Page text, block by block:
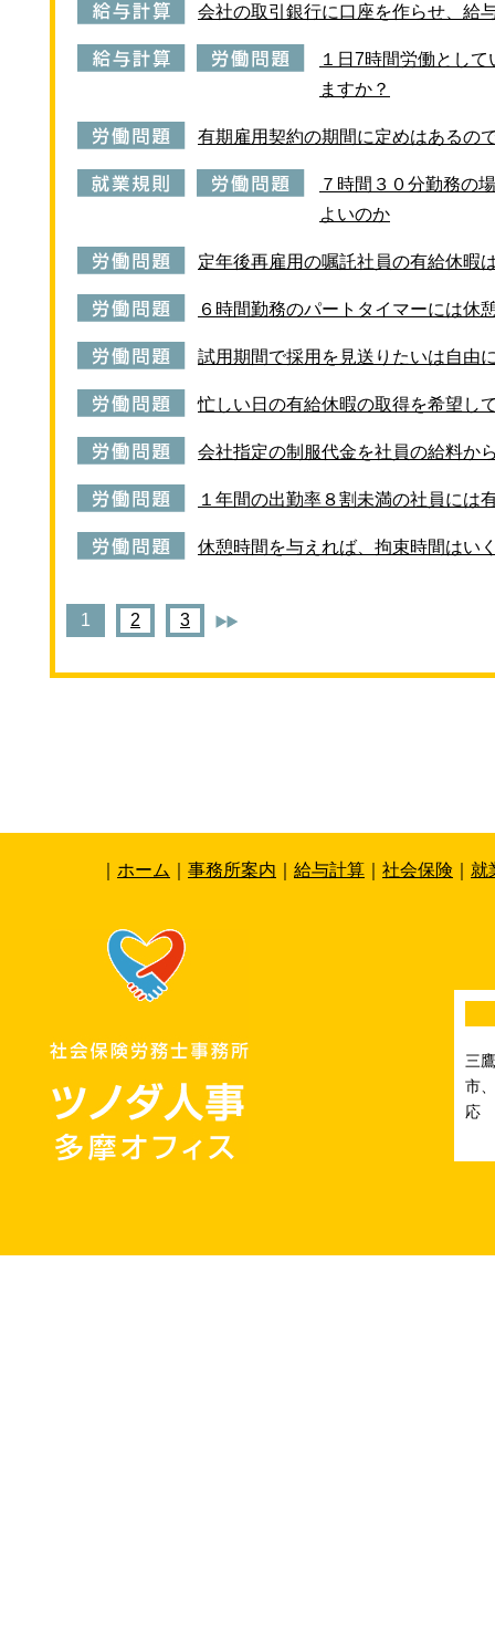
会社の取引銀行に口座を作らせ、給
１日7時間労働とし
ますか？
有期雇用契約の期間に定めはあるの
７時間３０分勤務の
よいのか
定年後再雇用の嘱託社員の有給休暇
６時間勤務のパートタイマーには休
試用期間で採用を見送りたいは自由
忙しい日の有給休暇の取得を希望し
会社指定の制服代金を社員の給料か
１年間の出勤率８割未満の社員には
休憩時間を与えれば、拘束時間はい
1 2 3
ホーム 事務所案内 給与計算 社会保険 就
三
市
応